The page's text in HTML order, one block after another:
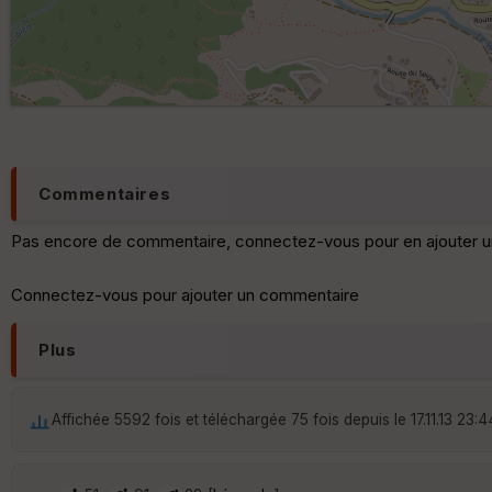
Commentaires
Pas encore de commentaire, connectez-vous pour en ajouter
Connectez-vous pour ajouter un commentaire
Plus
Affichée 5592 fois et téléchargée 75 fois depuis le 17.11.13